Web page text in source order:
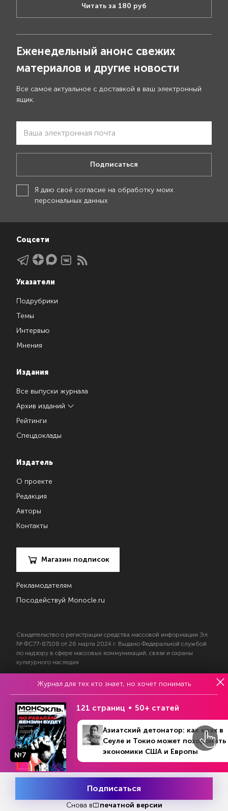
Читать за 180 руб
Еженедельный анонс свежих
материалов и другие новости
Все самое актуальное с доставкой в ваш электронный
ящик.
Подписаться
Я даю своё согласие на обработку моих
персональных данных
Соцсети
Указатели
Подрубрики
Темы
Интервью
Мнения
Издания
Все выпуски журнала
Архив изданий
Рейтинги
Спецдоклады
Издатель
О проекте
Редакция
Авторы
Контакты
Магазин подписок
Рекламодателям
Посодействуй Monocle.ru
Свидетельство о регистрации средства массовой информации Эл
№ ФС77-87108 от 26 марта 2024 г. Выдано Федеральной службой
по надзору в сфере массовых коммуникаций, связи и охраны
культурного наследия
© 2017—2026 АНО «Творческий коллектив Эксперт»
Политика конфиденциальности
Условия использования материалов
Согласие на обработку персональных данных
На информационном ресурсе применяются
Попробовать
Журнал для тех кто знает, но хочет понимать
№7
121 страниц 50+ статей
Азиатский детонатор: как крах в
Сеуле и Токио может похоронить
экономики США и Европы
Подписаться
Снова в печатной версии